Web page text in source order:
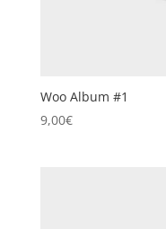
Woo Album #1
9,00€